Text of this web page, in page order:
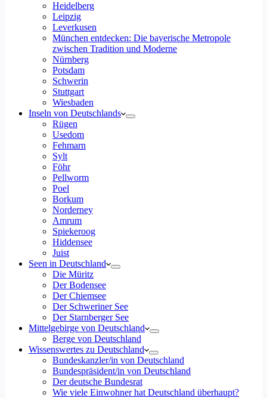
Heidelberg
Leipzig
Leverkusen
München entdecken: Die bayerische Metropole
zwischen Tradition und Moderne
Nürnberg
Potsdam
Schwerin
Stuttgart
Wiesbaden
Inseln von Deutschlands
Rügen
Usedom
Fehmarn
Sylt
Föhr
Pellworm
Poel
Borkum
Norderney
Amrum
Spiekeroog
Hiddensee
Juist
Seen in Deutschland
Die Müritz
Der Bodensee
Der Chiemsee
Der Schweriner See
Der Starnberger See
Mittelgebirge von Deutschland
Berge von Deutschland
Wissenswertes zu Deutschland
Bundeskanzler/in von Deutschland
Bundespräsident/in von Deutschland
Der deutsche Bundesrat
Wie viele Einwohner hat Deutschland überhaupt?